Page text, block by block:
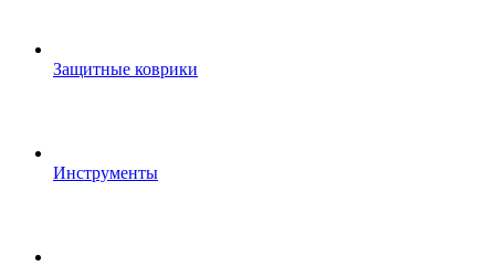
Защитные коврики
Инструменты